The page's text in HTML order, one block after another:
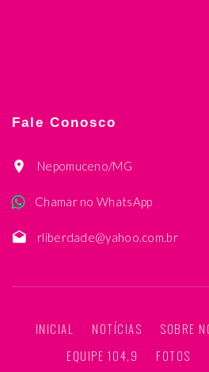
Fale Conosco
Nepomuceno/MG
Chamar no WhatsApp
rliberdade@yahoo.com.br
INICIAL NOTÍCIAS SOBRE
EQUIPE 104,9
FOTOS